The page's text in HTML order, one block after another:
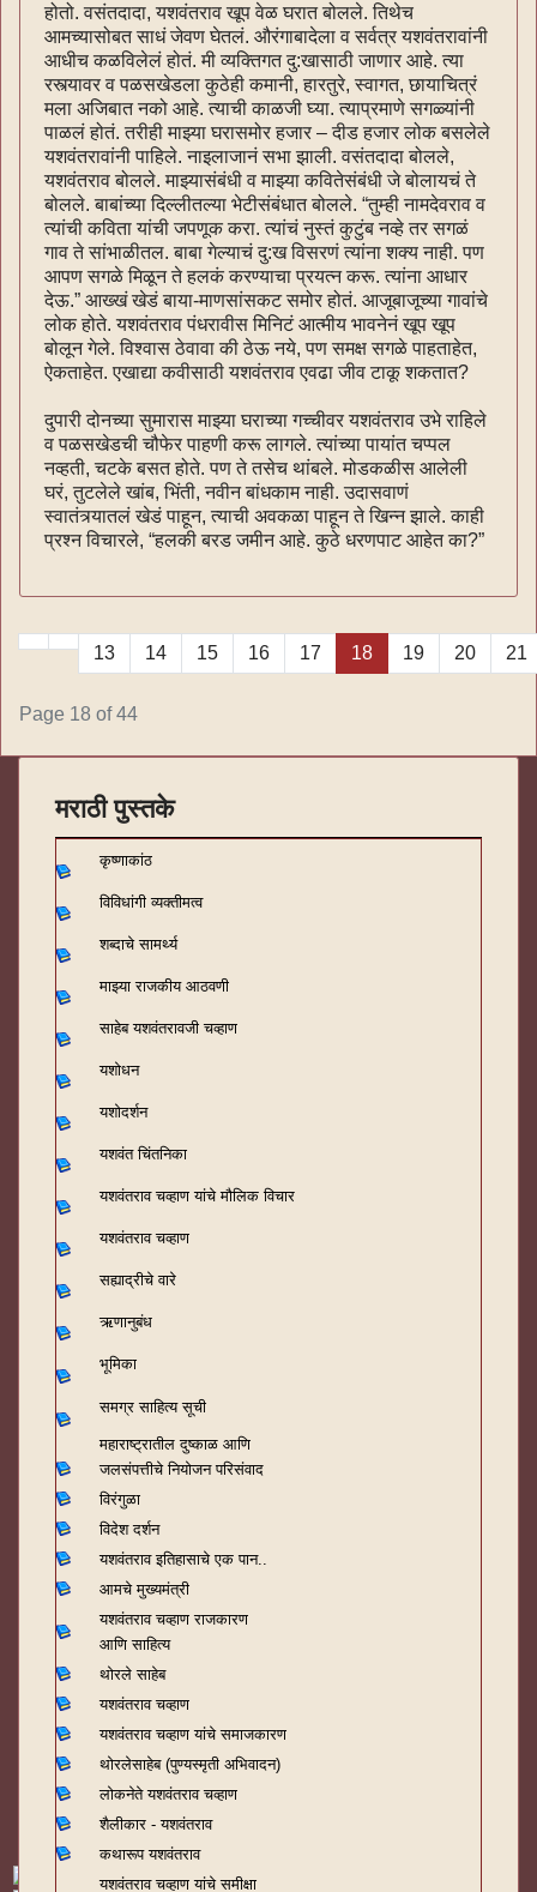
होतो. वसंतदादा, यशवंतराव खूप वेळ घरात बोलले. तिथेच
आमच्यासोबत साधं जेवण घेतलं. औरंगाबादेला व सर्वत्र यशवंतरावांनी
आधीच कळविलेलं होतं. मी व्यक्तिगत दु:खासाठी जाणार आहे. त्या
रस्त्यावर व पळसखेडला कुठेही कमानी, हारतुरे, स्वागत, छायाचित्रं
मला अजिबात नको आहे. त्याची काळजी घ्या. त्याप्रमाणे सगळ्यांनी
पाळलं होतं. तरीही माझ्या घरासमोर हजार – दीड हजार लोक बसलेले
यशवंतरावांनी पाहिले. नाइलाजानं सभा झाली. वसंतदादा बोलले,
यशवंतराव बोलले. माझ्यासंबंधी व माझ्या कवितेसंबंधी जे बोलायचं ते
बोलले. बाबांच्या दिल्लीतल्या भेटीसंबंधात बोलले. “तुम्ही नामदेवराव व
त्यांची कविता यांची जपणूक करा. त्यांचं नुस्तं कुटुंब नव्हे तर सगळं
गाव ते सांभाळीतल. बाबा गेल्याचं दु:ख विसरणं त्यांना शक्य नाही. पण
आपण सगळे मिळून ते हलकं करण्याचा प्रयत्न करू. त्यांना आधार
देऊ.” आख्खं खेडं बाया-माणसांसकट समोर होतं. आजूबाजूच्या गावांचे
लोक होते. यशवंतराव पंधरावीस मिनिटं आत्मीय भावनेनं खूप खूप
बोलून गेले. विश्वास ठेवावा की ठेऊ नये, पण समक्ष सगळे पाहताहेत,
ऐकताहेत. एखाद्या कवीसाठी यशवंतराव एवढा जीव टाकू शकतात?
दुपारी दोनच्या सुमारास माझ्या घराच्या गच्चीवर यशवंतराव उभे राहिले
व पळसखेडची चौफेर पाहणी करू लागले. त्यांच्या पायांत चप्पल
नव्हती, चटके बसत होते. पण ते तसेच थांबले. मोडकळीस आलेली
घरं, तुटलेले खांब, भिंती, नवीन बांधकाम नाही. उदासवाणं
स्वातंत्र्यातलं खेडं पाहून, त्याची अवकळा पाहून ते खिन्न झाले. काही
प्रश्न विचारले, “हलकी बरड जमीन आहे. कुठे धरणपाट आहेत का?”
13 14 15 16 17 18 19 20 21
Page 18 of 44
मराठी पुस्तके
कृष्णाकांठ
विविधांगी व्यक्तीमत्व
शब्दाचे सामर्थ्य
माझ्या राजकीय आठवणी
साहेब यशवंतरावजी चव्हाण
यशोधन
यशोदर्शन
यशवंत चिंतनिका
यशवंतराव चव्हाण यांचे मौलिक विचार
यशवंतराव चव्हाण
सह्याद्रीचे वारे
ऋणानुबंध
भूमिका
समग्र साहित्य सूची
महाराष्ट्रातील दुष्काळ आणि
जलसंपत्तीचे नियोजन परिसंवाद
विरंगुळा
विदेश दर्शन
यशवंतराव इतिहासाचे एक पान..
आमचे मुख्यमंत्री
यशवंतराव चव्हाण राजकारण
आणि साहित्य
थोरले साहेब
यशवंतराव चव्हाण
यशवंतराव चव्हाण यांचे समाजकारण
थोरलेसाहेब (पुण्यस्मृती अभिवादन)
लोकनेते यशवंतराव चव्हाण
शैलीकार - यशवंतराव
कथारूप यशवंतराव
यशवंतराव चव्हाण यांचे समीक्षा